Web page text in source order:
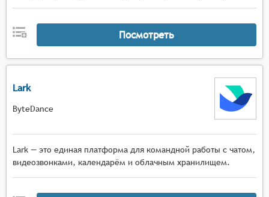
Посмотреть
Lark
ByteDance
Lark — это единая платформа для командной работы с чатом,
видеозвонками, календарём и облачным хранилищем.